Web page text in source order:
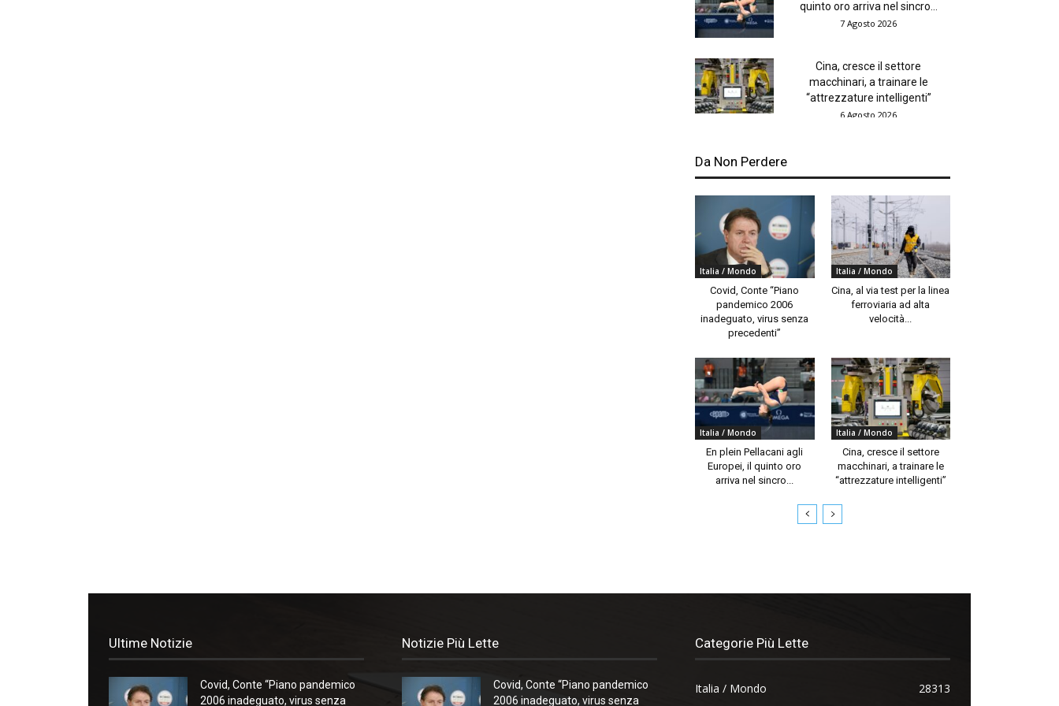
quinto oro arriva nel sincro...
7 Agosto 2026
Cina, cresce il settore
macchinari, a trainare le
“attrezzature intelligenti”
6 Agosto 2026
Da Non Perdere
Italia / Mondo
Covid, Conte “Piano
pandemico 2006
inadeguato, virus senza
precedenti”
Italia / Mondo
Cina, al via test per la linea
ferroviaria ad alta
velocità...
Italia / Mondo
En plein Pellacani agli
Europei, il quinto oro
arriva nel sincro...
Italia / Mondo
Cina, cresce il settore
macchinari, a trainare le
“attrezzature intelligenti”
Ultime Notizie
Covid, Conte “Piano pandemico
2006 inadeguato, virus senza
Notizie Più Lette
Covid, Conte “Piano pandemico
2006 inadeguato, virus senza
Categorie Più Lette
Italia / Mondo
28313